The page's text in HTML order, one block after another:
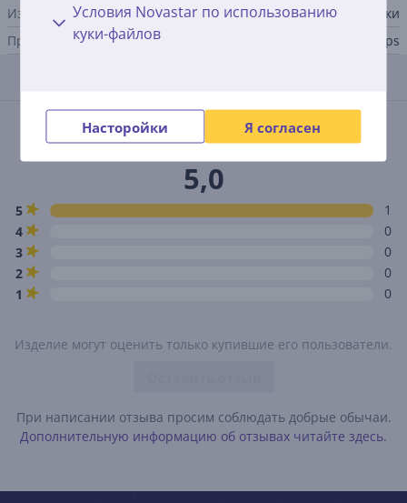
Условия Novastar по использованию
куки-файлов
Насторойки Я согласен
Изделие
батарейки
Производитель
Philips
Средняя оценка
(1)
5,0
5
1
4
0
3
0
2
0
1
0
Изделие могут оценить только купившие его пользователи.
При написании отзыва просим соблюдать добрые обычаи.
Дополнительную информацию об отзывах читайте здесь.